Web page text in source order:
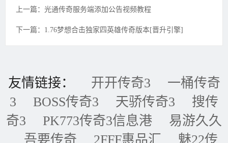
上一篇：光通传奇服务端添加公告视频教程
下一篇：1.76梦想合击独家四英雄传奇版本[晋升引擎]
友情链接： 开开传奇3
一桶传奇
3
BOSS传奇3 天骄传奇3
搜传
奇3
PK773传奇3信息港
易游久久
吾要传奇
2FFF惠品汇 魅22传